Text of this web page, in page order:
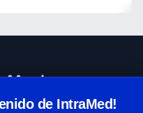
de IntraMed!